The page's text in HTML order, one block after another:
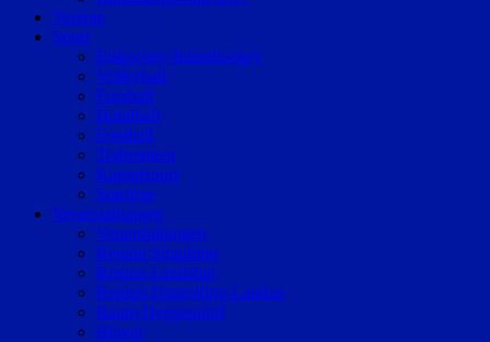
Vereine
Sport
Eishockey/Inlinehockey
Volleyball
Fussball
Handball
Football
Trabrennen
Kampfsport
Sonstige
Veranstaltungen
Veranstaltungen
Region Straubing
Region Landshut
Region Dingolfing-Landau
Raum Deggendorf
Bluval